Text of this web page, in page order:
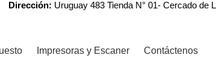
Dirección: Uruguay 483 Tienda N° 01- Cercado de
Impresoras y Escaner Contáctenos